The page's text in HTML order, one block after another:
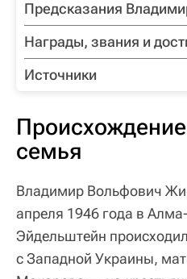
Предсказания
Награды, звания и
Источники
семья
Владимир Вольфович
апреля 1946 года в
Эйдельштейн
с Западной Украины,